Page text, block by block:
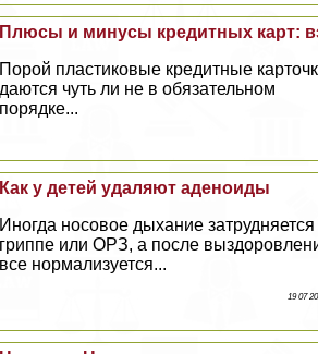
Плюсы и минусы кредитных карт:
Порой пластиковые кредитные
даются чуть ли не в обязательном
порядке...
Как у детей удаляют аденоиды
Иногда носовое дыхание затрудняется
гриппе или ОРЗ, а после
все нормализуется...
19 07